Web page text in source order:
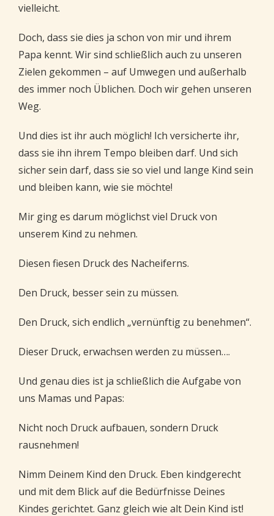
vielleicht.
Doch, dass sie dies ja schon von mir und ihrem
Papa kennt. Wir sind schließlich auch zu unseren
Zielen gekommen – auf Umwegen und außerhalb
des immer noch Üblichen. Doch wir gehen unseren
Weg.
Und dies ist ihr auch möglich! Ich versicherte ihr,
dass sie ihn ihrem Tempo bleiben darf. Und sich
sicher sein darf, dass sie so viel und lange Kind sein
und bleiben kann, wie sie möchte!
Mir ging es darum möglichst viel Druck von
unserem Kind zu nehmen.
Diesen fiesen Druck des Nacheiferns.
Den Druck, besser sein zu müssen.
Den Druck, sich endlich „vernünftig zu benehmen“.
Dieser Druck, erwachsen werden zu müssen….
Und genau dies ist ja schließlich die Aufgabe von
uns Mamas und Papas:
Nicht noch Druck aufbauen, sondern Druck
rausnehmen!
Nimm Deinem Kind den Druck. Eben kindgerecht
und mit dem Blick auf die Bedürfnisse Deines
Kindes gerichtet. Ganz gleich wie alt Dein Kind ist!